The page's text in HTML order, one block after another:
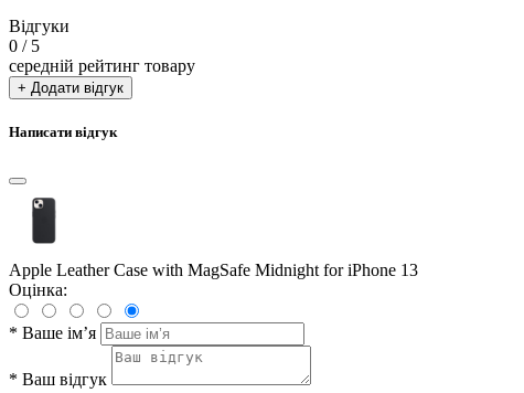
Відгуки
0 / 5
середній рейтинг товару
+ Додати відгук
Написати відгук
Apple Leather Case with MagSafe Midnight for iPhone 13
Оцінка:
* Ваше ім’я
* Ваш відгук